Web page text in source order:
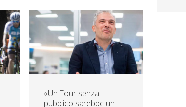
«Un Tour senza
pubblico sarebbe un